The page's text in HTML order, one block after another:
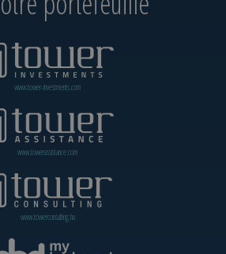
www.tower-investments.com
www.towerassistance.com
www.towerconsulting.hu